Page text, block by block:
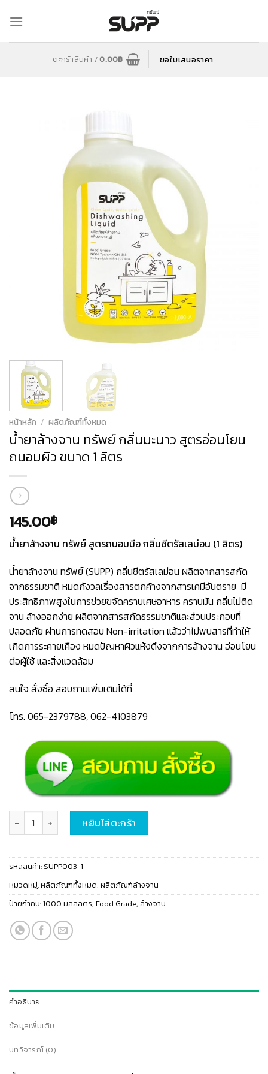
ตะกร้าสินค้า /0.00฿ ขอใบเสนอราคา
หน้าหลัก / ผลิตภัณฑ์ทั้งหมด
น้ำยาล้างจาน ทรัพย์ กลิ่นมะนาว สูตรอ่อนโยน
ถนอมผิว ขนาด 1 ลิตร
145.00฿
น้ำยาล้างจาน ทรัพย์ สูตรถนอมมือ กลิ่นซีตรัสเลม่อน (1 ลิตร)
น้ำยาล้างจาน ทรัพย์ (SUPP) กลิ่นซีตรัสเลม่อน ผลิตจากสารสกัด
จากธรรมชาติ หมดกังวลเรื่องสารตกค้างจากสารเคมีอันตราย มี
ประสิทธิภาพสูงในการช่วยขจัดคราบเศษอาหาร คราบมัน กลิ่นไม่ติด
จาน ล้างออกง่าย ผลิตจากสารสกัดธรรมชาติและส่วนประกอบที่
ปลอดภัย ผ่านการทดสอบ Non-irritation แล้วว่าไม่พบสารที่ทำให้
เกิดการระคายเคือง หมดปัญหาผิวแห้งตึงจากการล้างจาน อ่อนโยน
ต่อผู้ใช้ และสิ่งแวดล้อม
สนใจ สั่งซื้อ สอบถามเพิ่มเติมได้ที่
โทร. 065-2379788,062-4103879
จำนวน น้ำยาล้างจาน ทรัพย์ กลิ่นมะนาว สูตรอ่อนโยน ถนอมผิว ขนาด 1 ลิต
หยิบใส่ตะกร้า
รหัสสินค้า: SUPP003-1
หมวดหมู่:ผลิตภัณฑ์ทั้งหมด, ผลิตภัณฑ์ล้างจาน
ป้ายกำกับ:1000 มิลลิลิตร, Food Grade, ล้างจาน
คำอธิบาย
ข้อมูลเพิ่มเติม
บทวิจารณ์ (0)